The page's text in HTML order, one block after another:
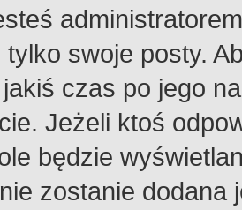
tylko swoje posty.
czas po jego
Jeżeli ktoś
będzie
zostanie dodana